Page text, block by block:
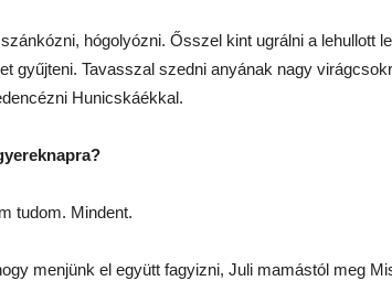
hógolyózni. Ősszel kint ugrálni a lehullott
gyűjteni. Tavasszal szedni anyának nagy
Hunicskáékkal.
tudom. Mindent.
menjünk el együtt fagyizni, Juli mamástól meg